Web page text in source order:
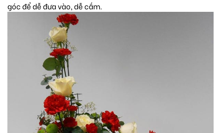
góc để dễ đưa vào, dễ cắm.